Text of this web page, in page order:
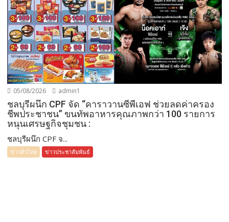
05/08/2026 admin1
ชลบุรีผนึก CPF จัด “คาราวานซีพีเอฟ ช่วยลดค่าครอง
ชีพประชาชน” ขนทัพอาหารคุณภาพกว่า 100 รายการ
หนุนเศรษฐกิจชุมชน :
ชลบุรีผนึก CPF จ...
ข่าวทั่วไทย ข่าวประชาสัมพันธ์